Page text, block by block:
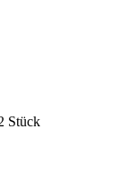
Stück